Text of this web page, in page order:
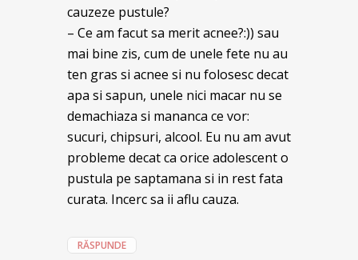
cauzeze pustule?
– Ce am facut sa merit acnee?:)) sau
mai bine zis, cum de unele fete nu au
ten gras si acnee si nu folosesc decat
apa si sapun, unele nici macar nu se
demachiaza si mananca ce vor:
sucuri, chipsuri, alcool. Eu nu am avut
probleme decat ca orice adolescent o
pustula pe saptamana si in rest fata
curata. Incerc sa ii aflu cauza.
RĂSPUNDE